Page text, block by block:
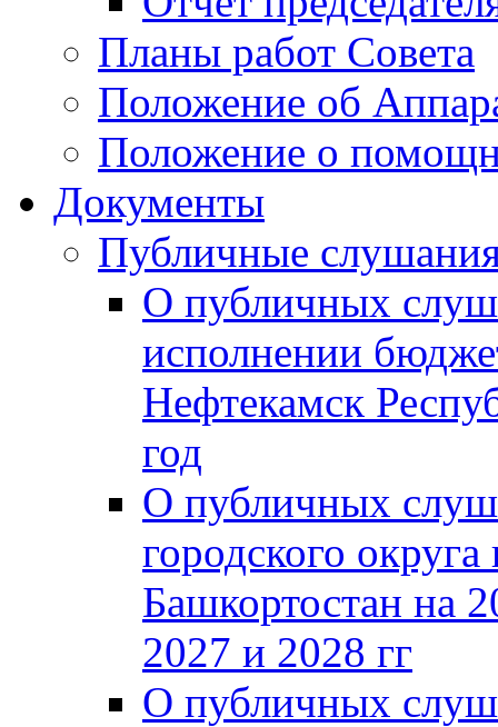
Планы работ Совета
Положение об
Положение о
Документы
Публичные
О публичных
исполнении
Нефтекамск
год
О публичных
городского
Башкортостан на
2027 и 2028 гг
О публичных